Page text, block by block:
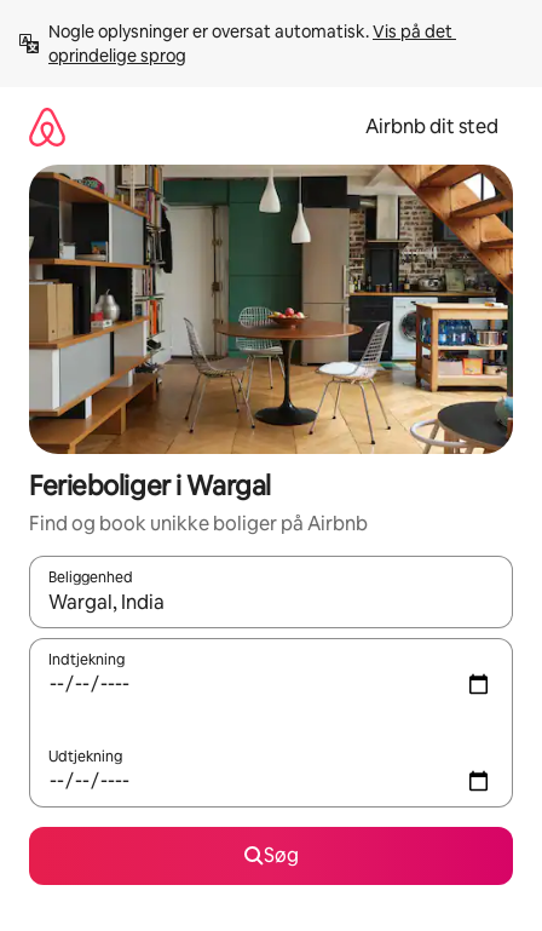
videre
Nogle oplysninger er oversat automatisk. Vis på det
oprindelige sprog
Airbnb dit sted
Ferieboliger i Wargal
Find og book unikke boliger på Airbnb
Beliggenhed
Når resultaterne er tilgængelige, skal du navigere med
Indtjekning
Udtjekning
Søg